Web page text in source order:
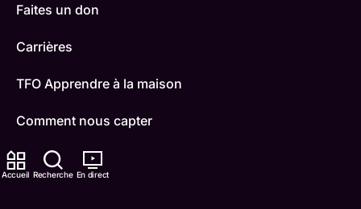
Accueil Recherche En direct
Faites un don
Carrières
TFO Apprendre à la maison
Comment nous capter
Contactez-nous